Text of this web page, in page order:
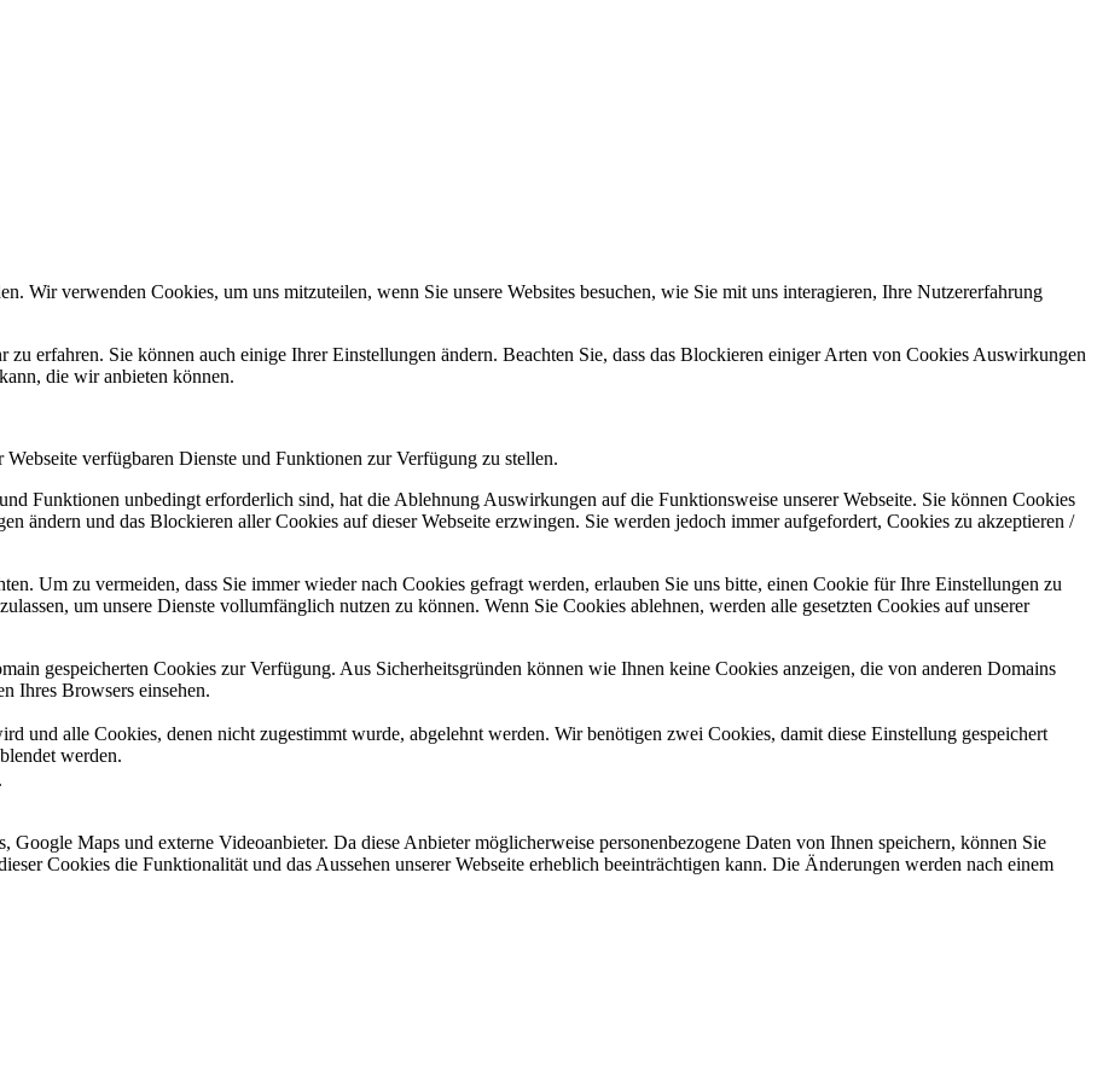
Wir verwenden Cookies, um uns mitzuteilen, wenn Sie unsere Websites besuchen, wie Sie mit uns interagieren, Ihre Nutzererfahrung
erfahren. Sie können auch einige Ihrer Einstellungen ändern. Beachten Sie, dass das Blockieren einiger Arten von Cookies Auswirkungen
die wir anbieten können.
verfügbaren Dienste und Funktionen zur Verfügung zu stellen.
Funktionen unbedingt erforderlich sind, hat die Ablehnung Auswirkungen auf die Funktionsweise unserer Webseite. Sie können Cookies
ändern und das Blockieren aller Cookies auf dieser Webseite erzwingen. Sie werden jedoch immer aufgefordert, Cookies zu akzeptieren /
Um zu vermeiden, dass Sie immer wieder nach Cookies gefragt werden, erlauben Sie uns bitte, einen Cookie für Ihre Einstellungen zu
um unsere Dienste vollumfänglich nutzen zu können. Wenn Sie Cookies ablehnen, werden alle gesetzten Cookies auf unserer
gespeicherten Cookies zur Verfügung. Aus Sicherheitsgründen können wie Ihnen keine Cookies anzeigen, die von anderen Domains
Ihres Browsers einsehen.
und alle Cookies, denen nicht zugestimmt wurde, abgelehnt werden. Wir benötigen zwei Cookies, damit diese Einstellung gespeichert
werden.
Maps und externe Videoanbieter. Da diese Anbieter möglicherweise personenbezogene Daten von Ihnen speichern, können Sie
Cookies die Funktionalität und das Aussehen unserer Webseite erheblich beeinträchtigen kann. Die Änderungen werden nach einem